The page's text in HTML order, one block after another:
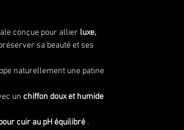
conçue pour allier luxe,
sa beauté et ses
naturellement une patine
un chiffon doux et humide
cuir au pH équilibré .